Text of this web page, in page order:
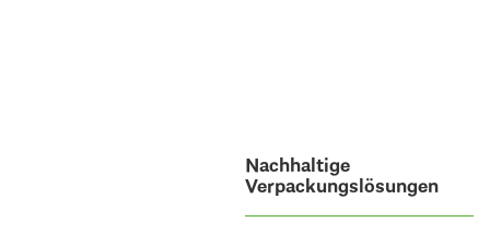
Nachhaltige
Verpackungslösungen